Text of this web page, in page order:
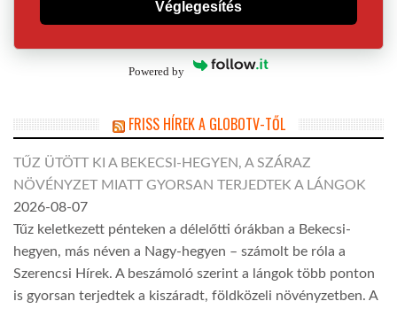
Véglegesítés
Powered by
FRISS HÍREK A GLOBOTV-TŐL
TŰZ ÜTÖTT KI A BEKECSI-HEGYEN, A SZÁRAZ
NÖVÉNYZET MIATT GYORSAN TERJEDTEK A LÁNGOK
2026-08-07
Tűz keletkezett pénteken a délelőtti órákban a Bekecsi-
hegyen, más néven a Nagy-hegyen – számolt be róla a
Szerencsi Hírek. A beszámoló szerint a lángok több ponton
is gyorsan terjedtek a kiszáradt, földközeli növényzetben. A